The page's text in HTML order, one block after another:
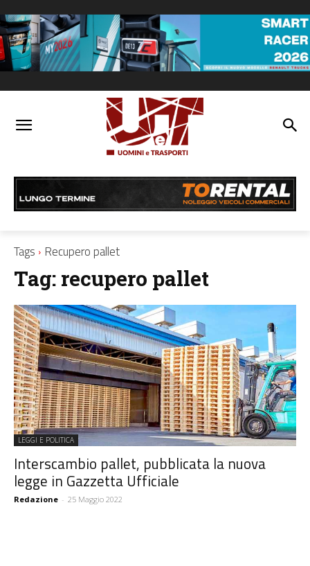
Tags Recupero pallet
Tag: recupero pallet
LEGGI E POLITICA
Interscambio pallet, pubblicata la nuova
legge in Gazzetta Ufficiale
Redazione - 25 Maggio 2022